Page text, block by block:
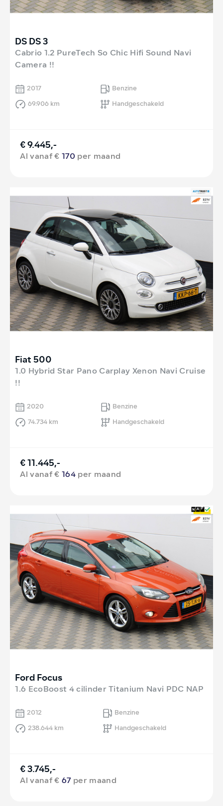
DS DS 3
Cabrio 1.2 PureTech So Chic Hifi Sound Navi
Camera !!
2017
Benzine
69.906 km
Handgeschakeld
€ 9.445,-
Al vanaf €170 per maand
Fiat 500
1.0 Hybrid Star Pano Carplay Xenon Navi Cruise
!!
2020
Benzine
74.734 km
Handgeschakeld
€ 11.445,-
Al vanaf €164 per maand
Ford Focus
1.6 EcoBoost 4 cilinder Titanium Navi PDC NAP
2012
Benzine
238.644 km
Handgeschakeld
€ 3.745,-
Al vanaf €67 per maand